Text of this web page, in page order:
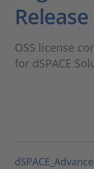
動画
Magazine
OSS license
for dSPACE